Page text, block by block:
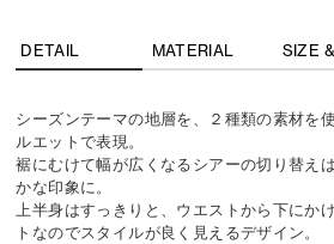
DETAIL MATERIAL SIZE
シーズンテーマの地層を、２種類の素材を
ルエットで表現。
裾にむけて幅が広くなるシアーの切り替え
かな印象に。
上半身はすっきりと、ウエストから下にか
トなのでスタイルが良く見えるデザイン。